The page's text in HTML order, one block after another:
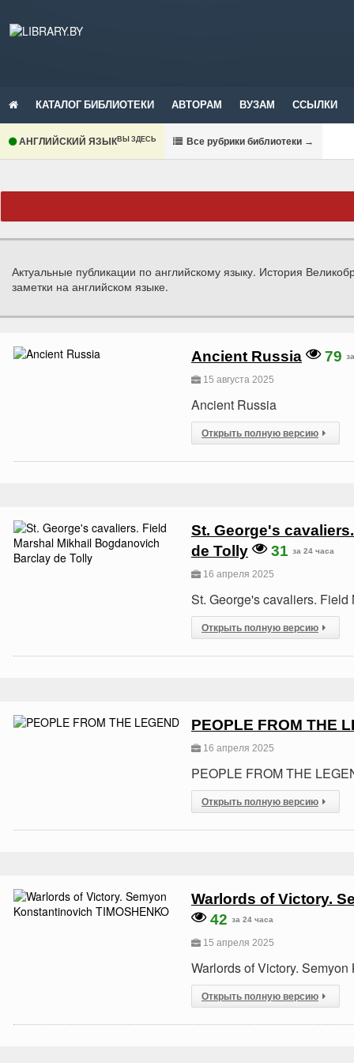
КАТАЛОГ БИБЛИОТЕКИ АВТОРАМ ВУЗАМ ССЫЛКИ
АНГЛИЙСКИЙ ЯЗЫКВЫ ЗДЕСЬ Все рубрики библиотеки →
Актуальные публикации по английскому языку. История
заметки на английском языке.
Ancient Russia 79
15 августа 2025
Ancient Russia
Открыть полную версию
St. George's
de Tolly
31 за 24 часа
16 апреля 2025
St. George's cavaliers.
Открыть полную версию
PEOPLE FROM THE
16 апреля 2025
PEOPLE FROM THE
Открыть полную версию
Warlords of Victory.
42 за 24 часа
15 апреля 2025
Warlords of Victory.
Открыть полную версию